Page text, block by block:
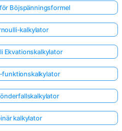
Böjspänningsformel
kalkylator
Ekvationskalkylator
funktionskalkylator
kalkylator